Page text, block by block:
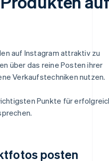
auf Instagram attraktiv zu
über das reine Posten ihrer
Verkaufstechniken nutzen.
Punkte für
posten